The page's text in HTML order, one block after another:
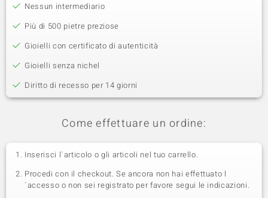
Nessun intermediario
Più di 500 pietre preziose
Gioielli con certificato di autenticità
Gioielli senza nichel
Diritto di recesso per 14 giorni
Come effettuare un ordine:
Inserisci l´articolo o gli articoli nel tuo carrello.
Procedi con il checkout. Se ancora non hai effettuato l
´accesso o non sei registrato per favore segui le indicazioni.